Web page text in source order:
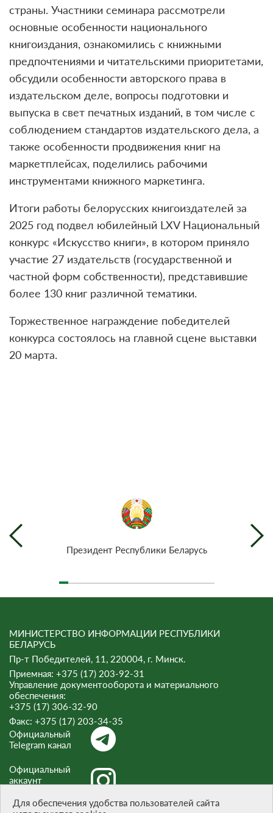
страны. Участники семинара рассмотрели
основные особенности национального
книгоиздания, ознакомились с книжными
предпочтениями и читательскими приоритетами,
обсудили особенности авторского права в
издательском деле, вопросы подготовки и
выпуска в свет печатных изданий, в том числе с
соблюдением стандартов издательского дела, а
также особенности продвижения книг на
маркетплейсах, поделились рабочими
инструментами книжного маркетинга.
Итоги работы белорусских книгоиздателей за
2025 год подвел юбилейный LXV Национальный
конкурс «Искусство книги», в котором приняло
участие 27 издательств (государственной и
частной форм собственности), представившие
более 130 книг различной тематики.
Торжественное награждение победителей
конкурса состоялось на главной сцене выставки
20 марта.
Президент Республики Беларусь
МИНИСТЕРСТВО ИНФОРМАЦИИ РЕСПУБЛИКИ
БЕЛАРУСЬ
Пр-т Победителей, 11, 220004, г. Минск.
Приемная: +375 (17) 203-92-31
Управление документооборота и материального
обеспечения:
+375 (17) 306-32-90
Факс: +375 (17) 203-34-35
Официальный
Telegram канал
Официальный
аккаунт
Для обеспечения удобства пользователей сайта